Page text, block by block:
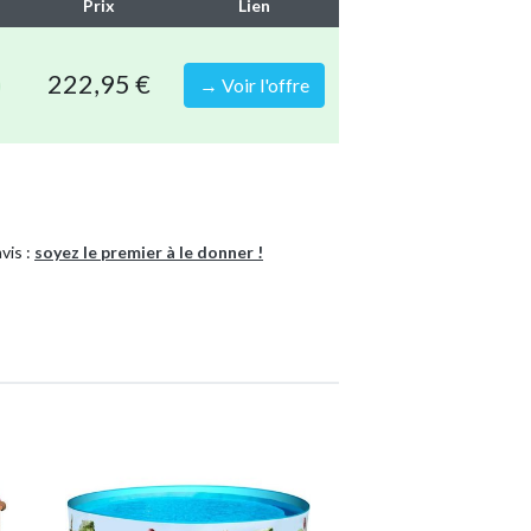
solides
8720679668777
Prix Lien
222,95 € → Voir l'offre
: soyez le premier à le donner !